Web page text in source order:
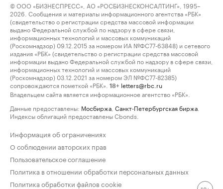
© ООО «БИЗНЕСПРЕСС», АО «РОСБИЗНЕСКОНСАЛТИНГ», 1995–
2026. Сообщения и материалы информационного агентства «РБК»
(свидетельство о регистрации средства массовой информации
выдано Федеральной службой по надзору в сфере связи,
информационных технологий и массовых коммуникаций
(Роскомнадзор) 09.12.2015 за номером ИА №ФС77-63848) и сетевого
издания «РБК» (свидетельство о регистрации средства массовой
информации выдано Федеральной службой по надзору в сфере связи,
информационных технологий и массовых коммуникаций
(Роскомнадзор) 03.12.2021 за номером ЭЛ №ФС77-82385)
сопровождаются пометкой «РБК».
18+ letters@rbc.ru
Владельцем сайта является информационное агентство «РБК».
Данные предоставлены: Мосбиржа Санкт-Петербургская биржа
Индексы облигаций предоставлены Cbonds.
Информация об ограничениях
О соблюдении авторских прав
Пользовательское соглашение
Политика в отношении обработки персональных данных
Политика обработки файлов cookie